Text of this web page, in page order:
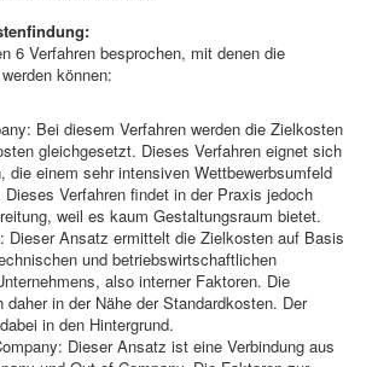
6 Verfahren besprochen, mit denen die
können:
Bei diesem Verfahren werden die Zielkosten
gleichgesetzt. Dieses Verfahren eignet sich
die einem sehr intensiven Wettbewerbsumfeld
Verfahren findet in der Praxis jedoch
weil es kaum Gestaltungsraum bietet.
Dieser Ansatz ermittelt die Zielkosten auf Basis
und betriebswirtschaftlichen
also interner Faktoren. Die
daher in der Nähe der Standardkosten. Der
in den Hintergrund.
Dieser Ansatz ist eine Verbindung aus